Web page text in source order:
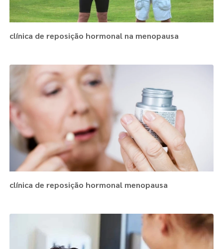
clínica de reposição hormonal na menopausa
clínica de reposição hormonal menopausa